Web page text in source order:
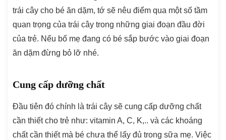
trái cây cho bé ăn dặm, tớ sẽ nêu điểm qua một số tầm
quan trọng của trái cây trong những giai đoạn đầu đời
của trẻ. Nếu bố mẹ đang có bé sắp bước vào giai đoạn
ăn dặm đừng bỏ lỡ nhé.
Cung cấp dưỡng chất
Đầu tiên đó chính là trái cây sẽ cung cấp dưỡng chất
cần thiết cho trẻ như: vitamin A, C, K,.. và các khoáng
chất cần thiết mà bé chưa thể lấy đủ trong sữa mẹ. Việc